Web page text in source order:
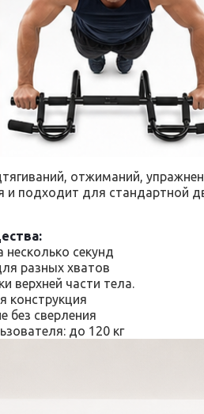
отжиманий,
и подходит для стандартной
несколько секунд
разных хватов
верхней части тела.
конструкция
без сверления
до 120 кг